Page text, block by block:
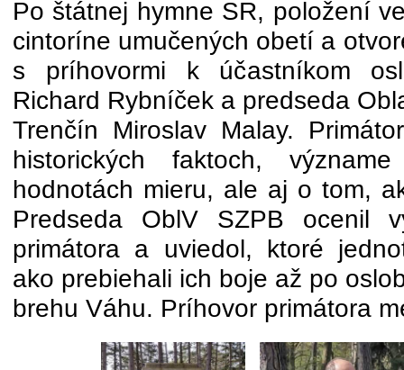
Po štátnej hymne SR, položení
cintoríne umučených obetí a
s príhovormi k účastníkom
Richard Rybníček a predseda
Trenčín Miroslav Malay.
historických faktoch,
hodnotách mieru, ale aj o tom,
Predseda OblV SZPB ocenil
primátora a uviedol, ktoré
ako prebiehali ich boje až po
brehu Váhu. Príhovor primátora